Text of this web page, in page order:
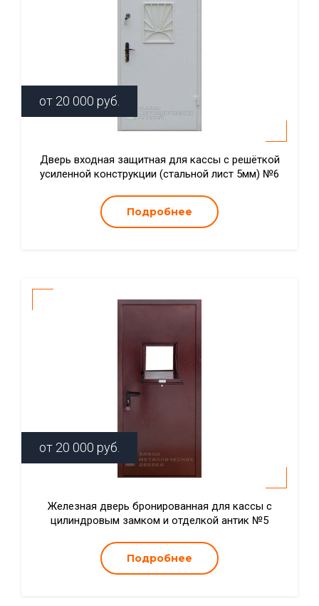
от 20 000 руб.
Дверь входная защитная для кассы с решёткой
усиленной конструкции (стальной лист 5мм) №6
Подробнее
от 20 000 руб.
Железная дверь бронированная для кассы с
цилиндровым замком и отделкой антик №5
Подробнее